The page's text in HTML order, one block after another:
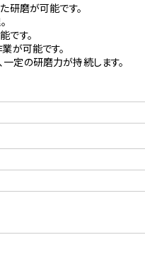
研磨が可能です。
です。
が可能です。
一定の研磨力が持続します。